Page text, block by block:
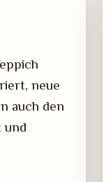
neue
auch den